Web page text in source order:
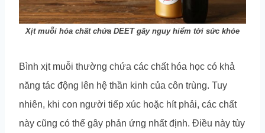
Xịt muỗi hóa chất chứa DEET gây nguy hiểm tới sức khỏe
Bình xịt muỗi thường chứa các chất hóa học có khả
năng tác động lên hệ thần kinh của côn trùng. Tuy
nhiên, khi con người tiếp xúc hoặc hít phải, các chất
này cũng có thể gây phản ứng nhất định. Điều này tùy